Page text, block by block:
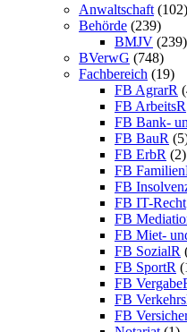
Anwaltschaft (102)
Behörde (239)
BMJV (239)
BVerwG (748)
Fachbereich (19)
FB AgrarR
FB ArbeitsR
FB Bank-
FB BauR
FB ErbR (2)
FB
FB
FB IT-Recht
FB
FB Miet-
FB SozialR
FB SportR
FB
FB
FB